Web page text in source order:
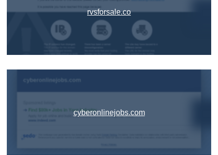
rvsforsale.co
cyberonlinejobs.com